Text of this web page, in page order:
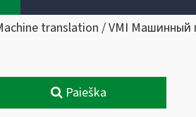
translation / VMI
Paieška